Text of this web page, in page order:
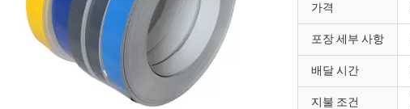
가격
포장 세부 사항
배달 시간
지불 조건